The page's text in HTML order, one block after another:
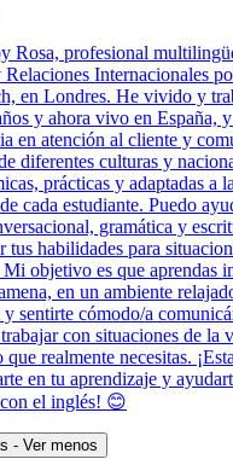
Rosa, profesional
Internacionales
en Londres. He vivido y
y ahora vivo en España,
en atención al cliente y
diferentes culturas y
prácticas y adaptadas a
cada estudiante. Puedo
gramática y
tus habilidades para
objetivo es que aprendas
en un ambiente
sentirte cómodo/a
con situaciones de la
que realmente necesitas.
en tu aprendizaje y
el inglés! 😊
- Ver menos